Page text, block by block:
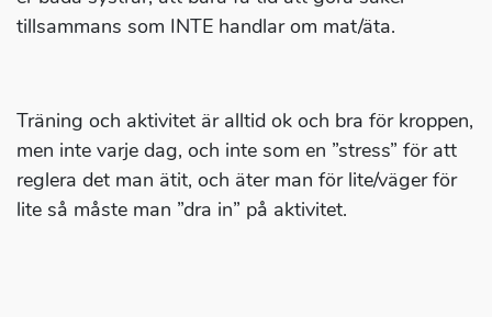
tillsammans som INTE handlar om mat/äta.
Träning och aktivitet är alltid ok och bra för kroppen,
men inte varje dag, och inte som en ”stress” för att
reglera det man ätit, och äter man för lite/väger för
lite så måste man ”dra in” på aktivitet.